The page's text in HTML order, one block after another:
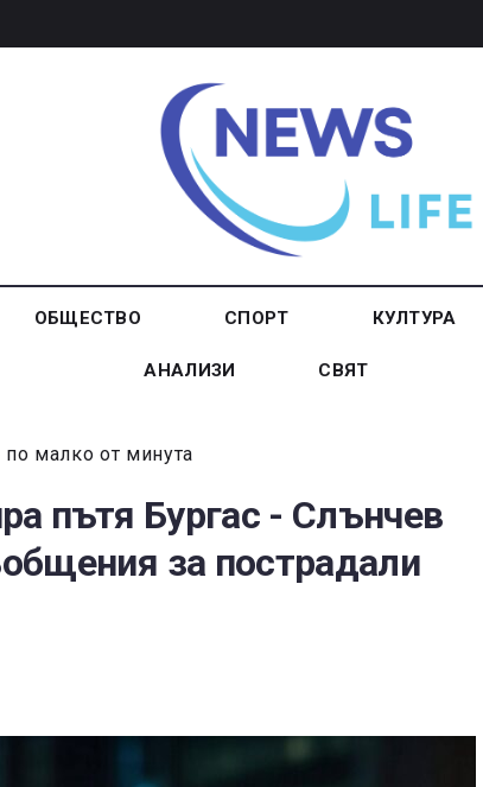
ОБЩЕСТВО СПОРТ КУЛТУРА
АНАЛИЗИ СВЯТ
малко от минута
пътя Бургас - Слънчев
за пострадали